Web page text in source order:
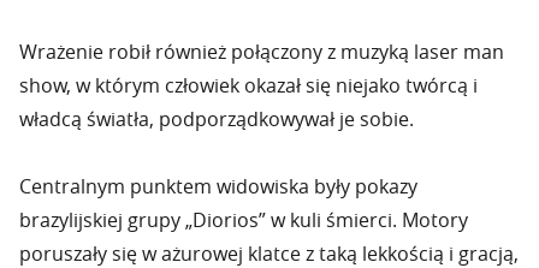
Wrażenie robił również połączony z muzyką laser man
show, w którym człowiek okazał się niejako twórcą i
władcą światła, podporządkowywał je sobie.
Centralnym punktem widowiska były pokazy
brazylijskiej grupy „Diorios” w kuli śmierci. Motory
poruszały się w ażurowej klatce z taką lekkością i gracją,